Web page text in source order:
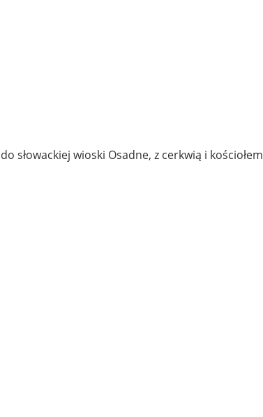
słowackiej wioski Osadne, z cerkwią i kościołem